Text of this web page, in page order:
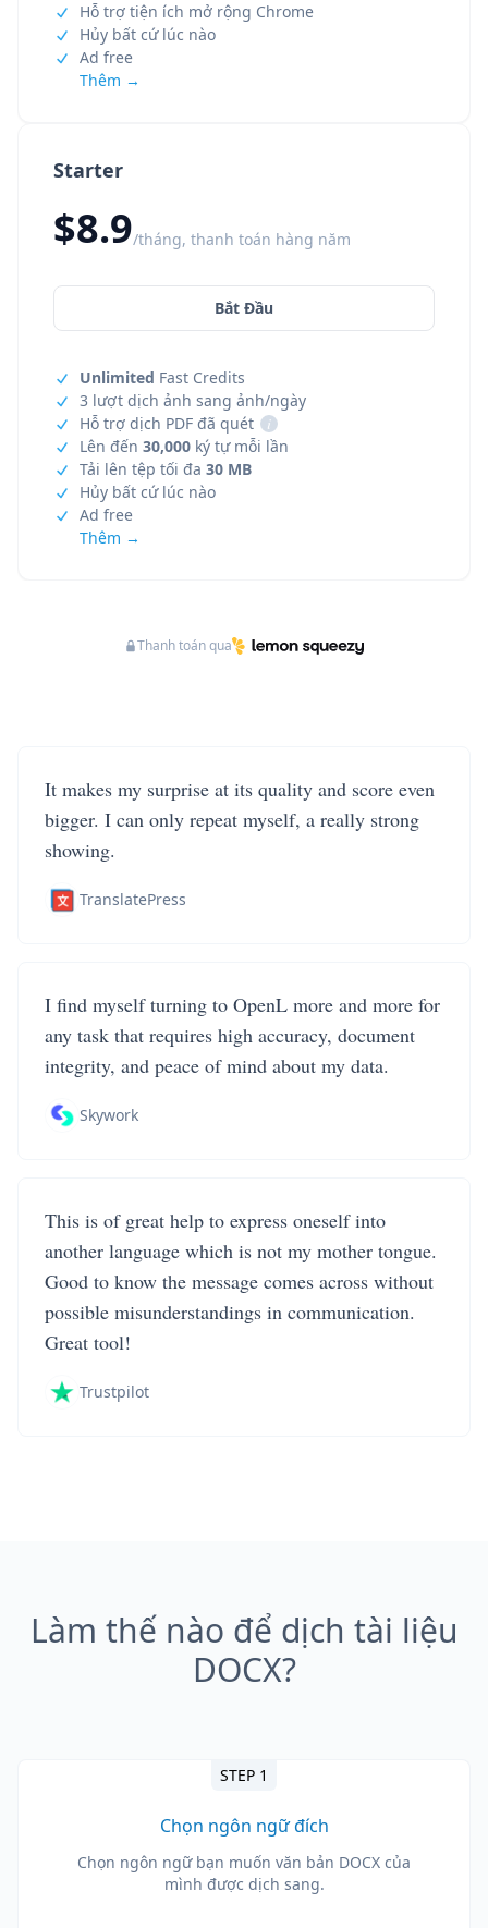
Starter
$8.9/tháng, thanh toán hàng năm
Bắt Đầu
Unlimited Fast Credits
3 lượt dịch ảnh sang ảnh/ngày
Hỗ trợ dịch PDF đã quét
i
Lên đến 30,000 ký tự mỗi lần
Tải lên tệp tối đa 30 MB
Hủy bất cứ lúc nào
Ad free
Thêm →
Hỗ trợ tiện ích mở rộng Chrome
Hủy bất cứ lúc nào
Ad free
Thêm →
Thanh toán qua
It makes my surprise at its quality and score even
bigger. I can only repeat myself, a really strong
showing.
TranslatePress
I find myself turning to OpenL more and more for
any task that requires high accuracy, document
integrity, and peace of mind about my data.
Skywork
This is of great help to express oneself into
another language which is not my mother tongue.
Good to know the message comes across without
possible misunderstandings in communication.
Great tool!
Trustpilot
Làm thế nào để dịch tài liệu
DOCX?
STEP 1
Chọn ngôn ngữ đích
Chọn ngôn ngữ bạn muốn văn bản DOCX của
mình được dịch sang.